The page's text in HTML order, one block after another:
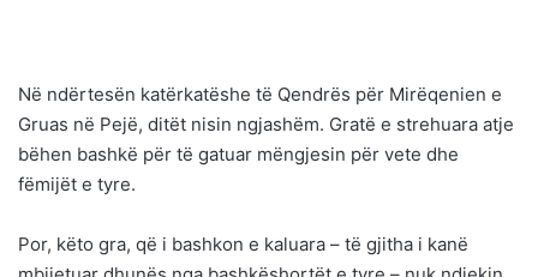
Në ndërtesën katërkatëshe të Qendrës për Mirëqenien e
Gruas në Pejë, ditët nisin ngjashëm. Gratë e strehuara atje
bëhen bashkë për të gatuar mëngjesin për vete dhe
fëmijët e tyre.
Por, këto gra, që i bashkon e kaluara – të gjitha i kanë